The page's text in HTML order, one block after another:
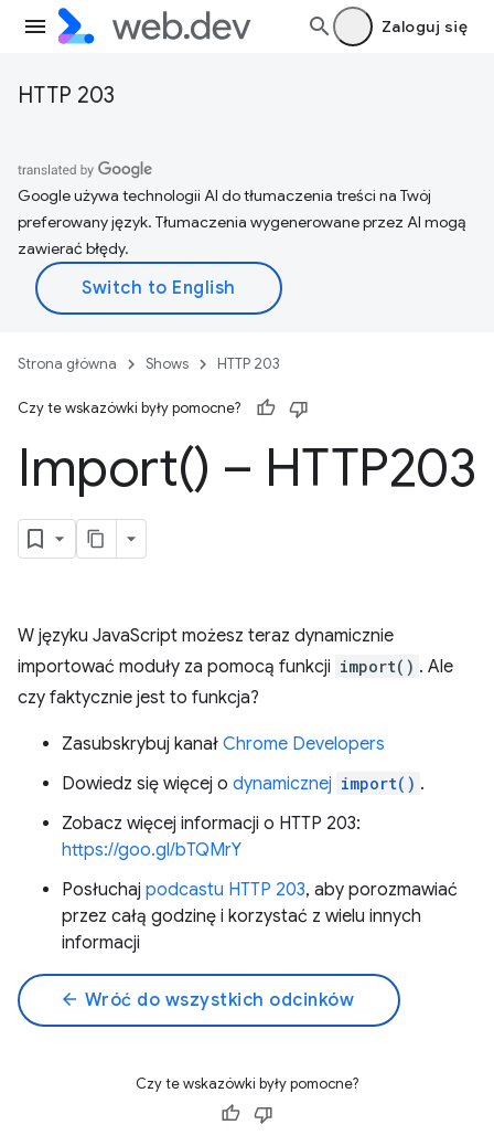
Zaloguj się
HTTP 203
Google używa technologii AI do tłumaczenia treści na Twój
preferowany język. Tłumaczenia wygenerowane przez AI mogą
zawierać błędy.
Strona główna Shows HTTP 203
Czy te wskazówki były pomocne?
Import() – HTTP203
W języku JavaScript możesz teraz dynamicznie
importować moduły za pomocą funkcji import() . Ale
czy faktycznie jest to funkcja?
Zasubskrybuj kanał Chrome Developers
Dowiedz się więcej o dynamicznej import() .
Zobacz więcej informacji o HTTP 203:
https://goo.gl/bTQMrY
Posłuchaj podcastu HTTP 203, aby porozmawiać
przez całą godzinę i korzystać z wielu innych
informacji
arrow_back Wróć do wszystkich odcinków
Czy te wskazówki były pomocne?